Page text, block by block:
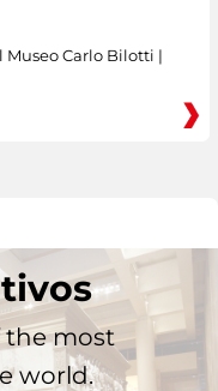
Museo Carlo Bilotti |
the most
world.